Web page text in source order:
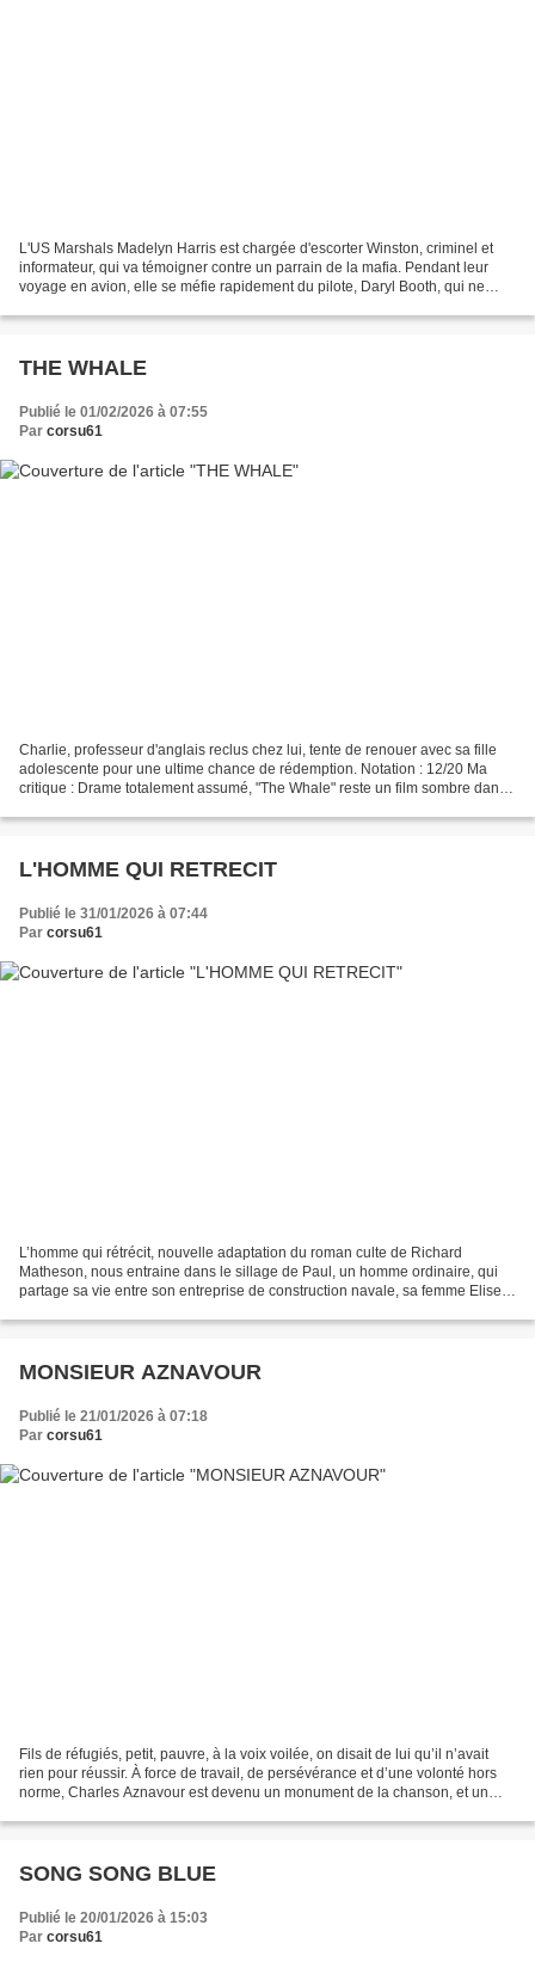
L'US Marshals Madelyn Harris est chargée d'escorter Winston, criminel et
informateur, qui va témoigner contre un parrain de la mafia. Pendant leur
voyage en avion, elle se méfie rapidement du pilote, Daryl Booth, qui ne
THE WHALE
Publié le 01/02/2026 à 07:55
Par corsu61
Charlie, professeur d'anglais reclus chez lui, tente de renouer avec sa fille
adolescente pour une ultime chance de rédemption. Notation : 12/20 Ma
critique : Drame totalement assumé, "The Whale" reste un film sombre dans
L'HOMME QUI RETRECIT
Publié le 31/01/2026 à 07:44
Par corsu61
L’homme qui rétrécit, nouvelle adaptation du roman culte de Richard
Matheson, nous entraine dans le sillage de Paul, un homme ordinaire, qui
partage sa vie entre son entreprise de construction navale, sa femme Elise,
MONSIEUR AZNAVOUR
Publié le 21/01/2026 à 07:18
Par corsu61
Fils de réfugiés, petit, pauvre, à la voix voilée, on disait de lui qu’il n’avait
rien pour réussir. À force de travail, de persévérance et d’une volonté hors
norme, Charles Aznavour est devenu un monument de la chanson, et un
SONG SONG BLUE
Publié le 20/01/2026 à 15:03
Par corsu61